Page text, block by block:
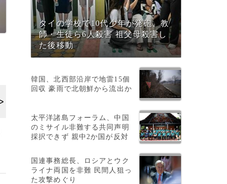
タイの学校で10代少年が発砲、教
師・生徒ら6人殺害 祖父母殺害し
た後移動
韓国、北西部沿岸で地雷15個
回収 豪雨で北朝鮮から流出か
太平洋諸島フォーラム、中国
のミサイル非難する共同声明
採択できず 親中2か国が反対
国連事務総長、ロシアとウク
ライナ両国を非難 民間人狙っ
た攻撃めぐり